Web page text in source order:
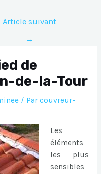
Article suivant
→
de
de-la-Tour
/ Par couvreur-
Les
éléments
les plus
sensibles